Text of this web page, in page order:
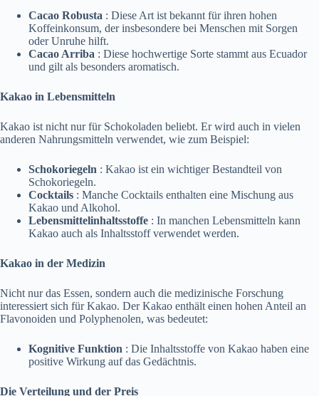
Cacao Robusta : Diese Art ist bekannt für ihren hohen
Koffeinkonsum, der insbesondere bei Menschen mit Sorgen
oder Unruhe hilft.
Cacao Arriba : Diese hochwertige Sorte stammt aus Ecuador
und gilt als besonders aromatisch.
Kakao in Lebensmitteln
Kakao ist nicht nur für Schokoladen beliebt. Er wird auch in vielen
anderen Nahrungsmitteln verwendet, wie zum Beispiel:
Schokoriegeln : Kakao ist ein wichtiger Bestandteil von
Schokoriegeln.
Cocktails : Manche Cocktails enthalten eine Mischung aus
Kakao und Alkohol.
Lebensmittelinhaltsstoffe : In manchen Lebensmitteln kann
Kakao auch als Inhaltsstoff verwendet werden.
Kakao in der Medizin
Nicht nur das Essen, sondern auch die medizinische Forschung
interessiert sich für Kakao. Der Kakao enthält einen hohen Anteil an
Flavonoiden und Polyphenolen, was bedeutet:
Kognitive Funktion : Die Inhaltsstoffe von Kakao haben eine
positive Wirkung auf das Gedächtnis.
Die Verteilung und der Preis